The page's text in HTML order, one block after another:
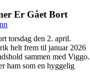
Er Gået Bort
torsdag den 2. april.
helt frem til januar 2026
sammen med Viggo.
ham som en hyggelig